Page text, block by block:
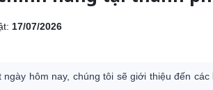
17/07/2026
ngày hôm nay, chúng tôi sẽ giới thiệu đến